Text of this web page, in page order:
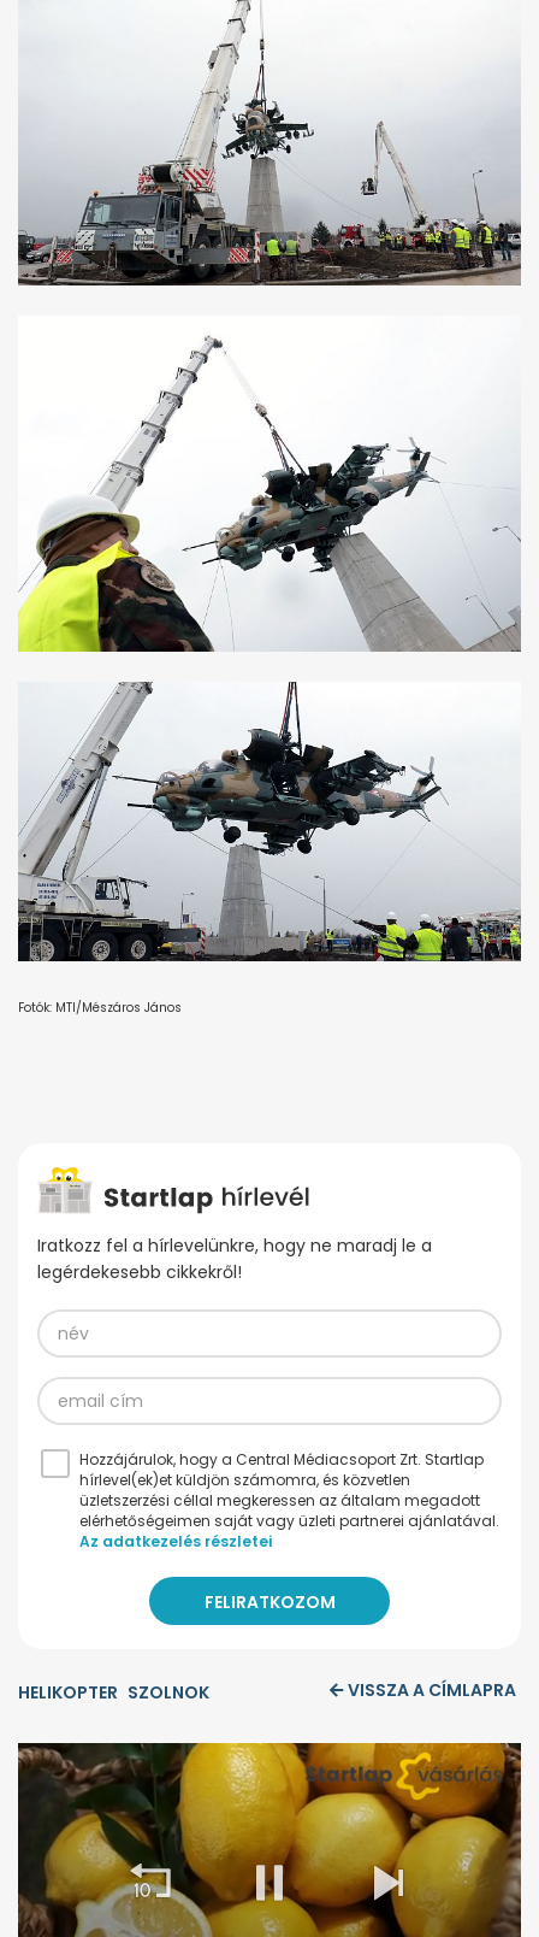
Fotók: MTI/Mészáros János
Iratkozz fel a hírlevelünkre, hogy ne maradj le a
legérdekesebb cikkekről!
Hozzájárulok, hogy a Central Médiacsoport Zrt. Startlap
hírlevel(ek)et küldjön számomra, és közvetlen
üzletszerzési céllal megkeressen az általam megadott
elérhetőségeimen saját vagy üzleti partnerei ajánlatával.
Az adatkezelés részletei
HELIKOPTER SZOLNOK VISSZA A CÍMLAPRA